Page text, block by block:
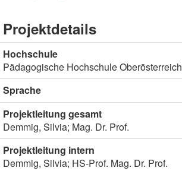
Projektdetails
Hochschule
Pädagogische Hochschule Oberösterreich
Sprache
Projektleitung gesamt
Demmig, Silvia; Mag. Dr. Prof.
Projektleitung intern
Demmig, Silvia; HS-Prof. Mag. Dr. Prof.